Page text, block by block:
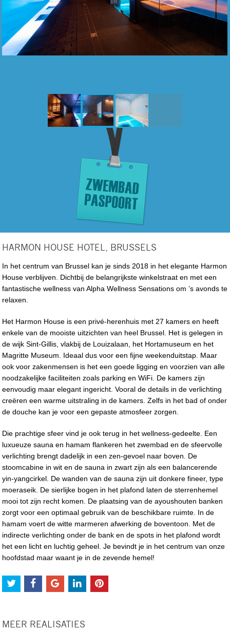
HARMON HOUSE HOTEL, BRUSSELS
In het centrum van Brussel kan je sinds 2018 in het elegante Harmon
House verblijven. Dichtbij de belangrijkste winkelstraat en met een
fantastische wellness van Alpha Wellness Sensations om ’s avonds te
relaxen.
Het Harmon House is een privé-herenhuis met 27 kamers en heeft
enkele van de mooiste uitzichten van heel Brussel. Het is gelegen in
de wijk Sint-Gillis, vlakbij de Louizalaan, het Hortamuseum en het
Magritte Museum. Ideaal dus voor een fijne weekenduitstap. Maar
ook voor zakenmensen is het een goede ligging en voorzien van alle
noodzakelijke faciliteiten zoals parking en WiFi. De kamers zijn
eenvoudig maar elegant ingericht. Vooral de details in de verlichting
creëren een warme uitstraling in de kamers. Zelfs in het bad of onder
de douche kan je voor een gepaste atmosfeer zorgen.
Die prachtige sfeer vind je ook terug in het wellness-gedeelte. Een
luxueuze sauna en hamam flankeren het zwembad en de sfeervolle
verlichting brengt dadelijk in een zen-gevoel naar boven. De
stoomcabine in wit en de sauna in zwart zijn als een balancerende
yin-yangcirkel. De wanden van de sauna zijn uit donkere fineer, type
moeraseik. De sierlijke bogen in het plafond laten de sterrenhemel
mooi tot zijn recht komen. De plaatsing van de ayoushouten banken
zorgt voor een optimaal gebruik van de beschikbare ruimte. In de
hamam voert de witte marmeren afwerking de boventoon. Met de
indirecte verlichting onder de bank en de spots in het plafond wordt
het een licht en luchtig geheel. Je bevindt je in het centrum van onze
hoofdstad maar waant je in de zevende hemel!
MEER REALISATIES